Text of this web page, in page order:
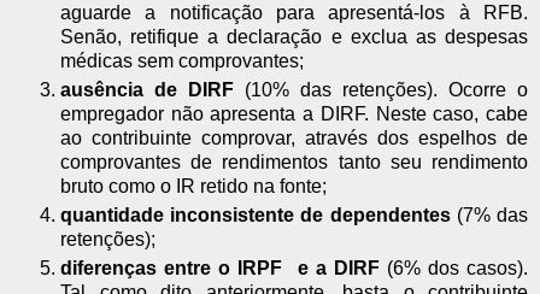
aguarde a notificação para apresentá-los à RFB.
Senão, retifique a declaração e exclua as despesas
médicas sem comprovantes;
ausência de DIRF (10% das retenções). Ocorre o
empregador não apresenta a DIRF. Neste caso, cabe
ao contribuinte comprovar, através dos espelhos de
comprovantes de rendimentos tanto seu rendimento
bruto como o IR retido na fonte;
quantidade inconsistente de dependentes (7% das
retenções);
diferenças entre o IRPF e a DIRF(6% dos casos).